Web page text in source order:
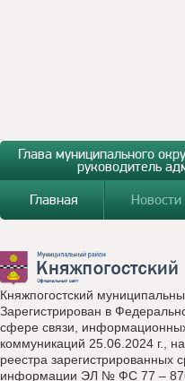
Глава муниципального
руководитель
Главная
Новости
Княжпогостский
Зарегистрирован в
сфере связи,
коммуникаций 25.06.2024 г.,
реестра зарегистрированных
информации ЭЛ № ФС 77 –